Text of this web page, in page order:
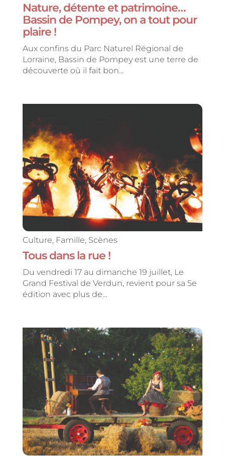
Nature, détente et patrimoine…
Bassin de Pompey, on a tout pour
plaire !
Aux confins du Parc Naturel Régional de
Lorraine, Bassin de Pompey est une terre de
découverte où il fait bon...
Culture, Famille, Scènes
Tous dans la rue !
Du vendredi 17 au dimanche 19 juillet, Le
Grand Festival de Verdun, revient pour sa 5e
édition avec plus de...